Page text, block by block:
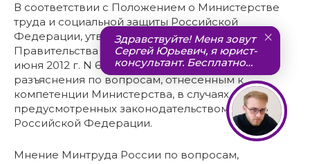
В соответствии с Положением о Министерстве
труда и социальной защиты Российской
Федерации, утвержденным постановлением
Правительства Российской Федерации от 19
июня 2012 г. N 610, Минтруд России дает
разъяснения по вопросам, отнесенным к
компетенции Министерства, в случаях,
предусмотренных законодательством
Российской Федерации.
Мнение Минтруда России по вопросам,